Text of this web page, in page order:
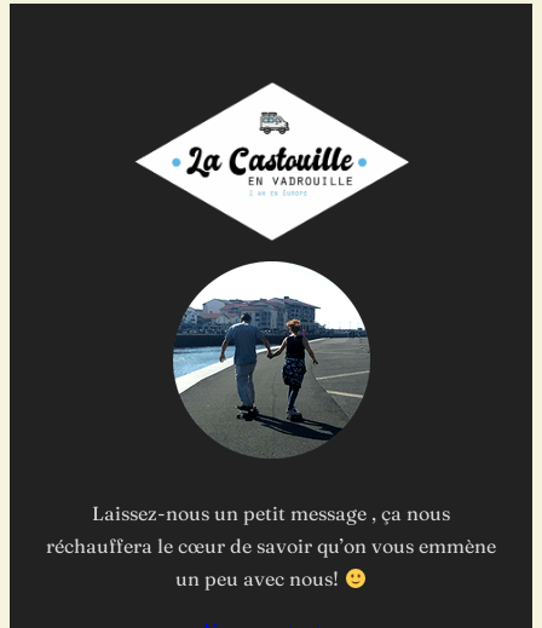
Laissez-nous un petit message , ça nous
réchauffera le cœur de savoir qu’on vous emmène
un peu avec nous!